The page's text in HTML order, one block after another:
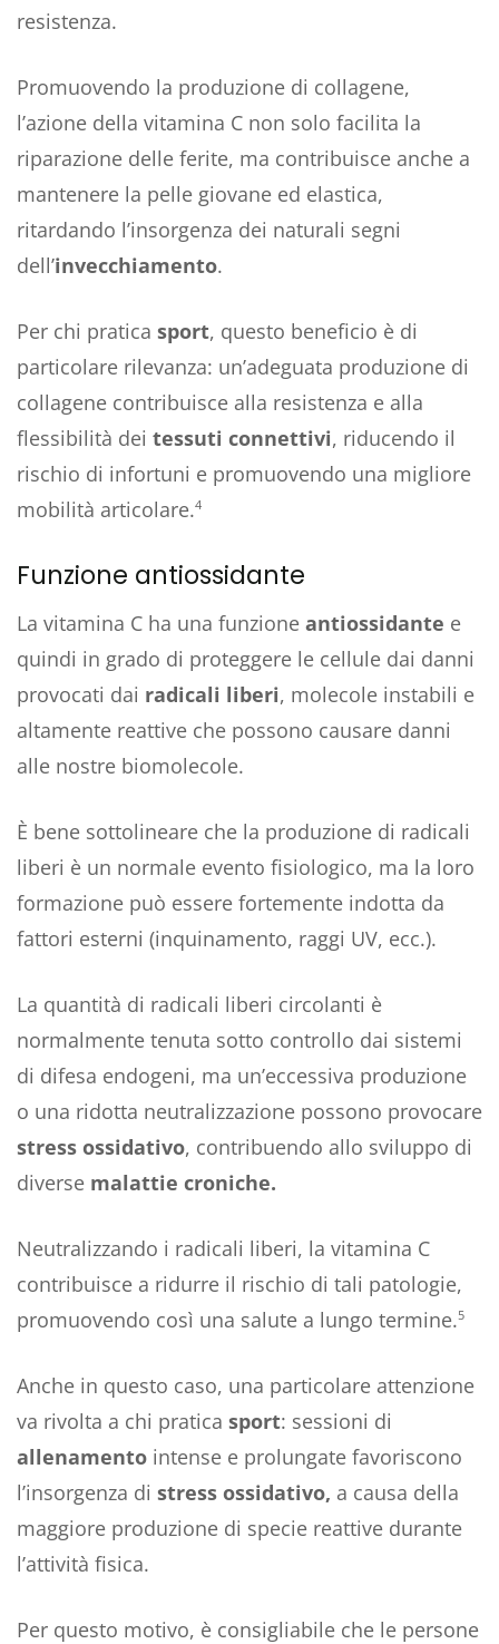
resistenza.
Promuovendo la produzione di collagene,
l’azione della vitamina C non solo facilita la
riparazione delle ferite, ma contribuisce anche a
mantenere la pelle giovane ed elastica,
ritardando l’insorgenza dei naturali segni
dell’invecchiamento.
Per chi pratica sport, questo beneficio è di
particolare rilevanza: un’adeguata produzione di
collagene contribuisce alla resistenza e alla
flessibilità dei tessuti connettivi, riducendo il
rischio di infortuni e promuovendo una migliore
mobilità articolare.4
Funzione antiossidante
La vitamina C ha una funzione antiossidante e
quindi in grado di proteggere le cellule dai danni
provocati dai radicali liberi, molecole instabili e
altamente reattive che possono causare danni
alle nostre biomolecole.
È bene sottolineare che la produzione di radicali
liberi è un normale evento fisiologico, ma la loro
formazione può essere fortemente indotta da
fattori esterni (inquinamento, raggi UV, ecc.).
La quantità di radicali liberi circolanti è
normalmente tenuta sotto controllo dai sistemi
di difesa endogeni, ma un’eccessiva produzione
o una ridotta neutralizzazione possono provocare
stress ossidativo, contribuendo allo sviluppo di
diverse malattie croniche.
Neutralizzando i radicali liberi, la vitamina C
contribuisce a ridurre il rischio di tali patologie,
promuovendo così una salute a lungo termine.5
Anche in questo caso, una particolare attenzione
va rivolta a chi pratica sport: sessioni di
allenamento intense e prolungate favoriscono
l’insorgenza di stress ossidativo, a causa della
maggiore produzione di specie reattive durante
l’attività fisica.
Per questo motivo, è consigliabile che le persone